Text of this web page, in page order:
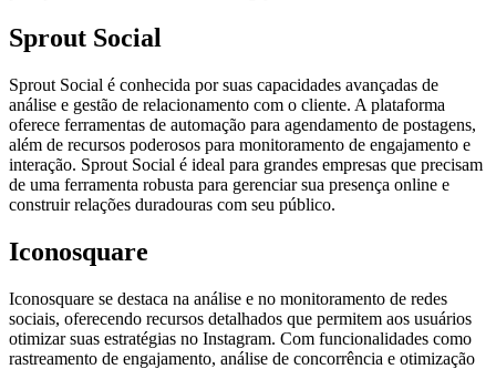
Sprout Social
Sprout Social é conhecida por suas capacidades avançadas de
análise e gestão de relacionamento com o cliente. A plataforma
oferece ferramentas de automação para agendamento de postagens,
além de recursos poderosos para monitoramento de engajamento e
interação. Sprout Social é ideal para grandes empresas que precisam
de uma ferramenta robusta para gerenciar sua presença online e
construir relações duradouras com seu público.
Iconosquare
Iconosquare se destaca na análise e no monitoramento de redes
sociais, oferecendo recursos detalhados que permitem aos usuários
otimizar suas estratégias no Instagram. Com funcionalidades como
rastreamento de engajamento, análise de concorrência e otimização